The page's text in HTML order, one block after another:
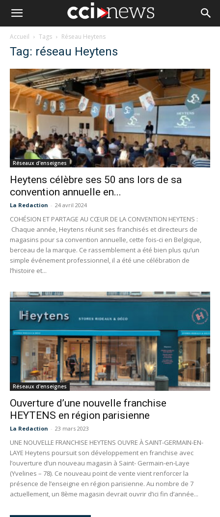
Accueil Tags Réseau Heytens
Tag: réseau Heytens
Réseaux d'enseignes
Heytens célèbre ses 50 ans lors de sa
convention annuelle en...
La Redaction - 24 avril 2024
COHÉSION ET PARTAGE AU CŒUR DE LA CONVENTION HEYTENS :
Chaque année, Heytens réunit ses franchisés et directeurs de
magasins pour sa convention annuelle, cette fois-ci en Belgique,
berceau de la marque. Ce rassemblement a été bien plus qu’un
simple événement professionnel, il a été une célébration de
l’histoire et...
Réseaux d'enseignes
Ouverture d’une nouvelle franchise
HEYTENS en région parisienne
La Redaction - 23 mars 2023
UNE NOUVELLE FRANCHISE HEYTENS OUVRE À SAINT-GERMAIN-EN-
LAYE Heytens poursuit son développement en franchise avec
l’ouverture d’un nouveau magasin à Saint- Germain-en-Laye
(Yvelines – 78). Ce nouveau point de vente vient renforcer la
présence de l’enseigne en région parisienne. Au nombre de 7
actuellement, un 8ème magasin devrait ouvrir d’ici fin d’année...